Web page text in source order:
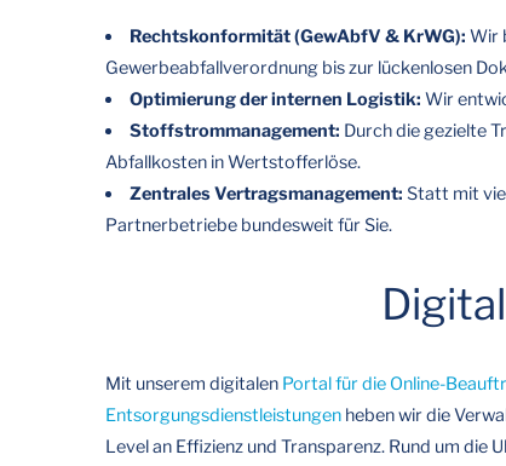
Rechtskonformität (GewAbfV & KrWG): Wir
Gewerbeabfallverordnung bis zur lückenlosen
Optimierung der internen Logistik: Wir
Stoffstrommanagement: Durch die gezielte
Abfallkosten in Wertstofferlöse.
Zentrales Vertragsmanagement: Statt mit
Partnerbetriebe bundesweit für Sie.
Mit unserem digitalen Portal für die Online-
Entsorgungsdienstleistungen heben wir die
Level an Effizienz und Transparenz. Rund um die